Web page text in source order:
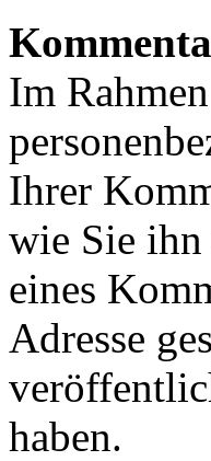
Im
Ihrer
wie Sie
eines
Adresse
haben.